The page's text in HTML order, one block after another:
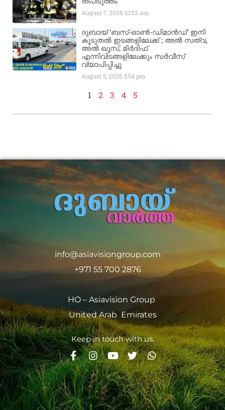
August 7, 2026 10:52 am
ദുബായ് ‘ബസ്-ഓൺ-ഡിമാൻഡ്’ ഇനി
കൂടുതൽ ഇടങ്ങളിലേക്ക് ; അൽ സത്വ,
അൽ ഖൂസ്, മിർദിഫ്
എന്നിവിടങ്ങളിലേക്കും സർവീസ്
വ്യാപിപ്പിച്ചു
August 5, 20265:54 pm
1 2 3 4 5
info@asiavisiongroup.com
+971 55 700 2876
HO – Asiavision Group
United Arab Emirates
Keep in touch with us.